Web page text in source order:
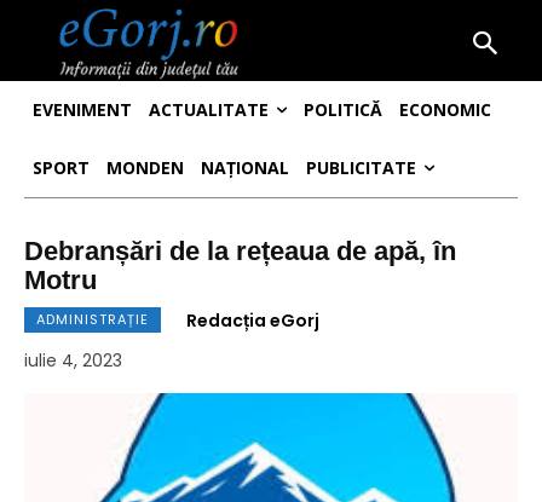
EVENIMENT ACTUALITATE POLITICĂ ECONOMIC
SPORT MONDEN NAȚIONAL PUBLICITATE
Debranșări de la rețeaua de apă, în
Motru
ADMINISTRAȚIE
Redacția eGorj
iulie 4, 2023